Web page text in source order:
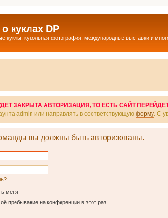
куклах DP
куклы, кукольная фотография, международные выставки и
ЗАКРЫТА АВТОРИЗАЦИЯ, ТО ЕСТЬ САЙТ
admin или направлять в соответствующую форму . С
вы должны быть авторизованы.
меня
пребывание на конференции в этот раз